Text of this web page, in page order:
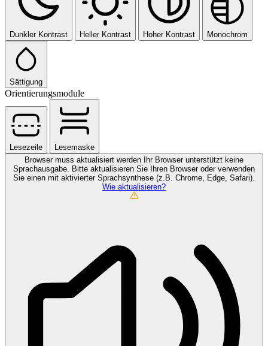
Dunkler Kontrast Heller Kontrast Hoher Kontrast Monochrom
Sättigung
Orientierungsmodule
Lesezeile
Lesemaske
Browser muss aktualisiert werden
Ihr Browser unterstützt keine
Sprachausgabe. Bitte aktualisieren Sie Ihren Browser oder verwenden
Sie einen mit aktivierter Sprachsynthese (z.B. Chrome, Edge, Safari).
Wie aktualisieren?